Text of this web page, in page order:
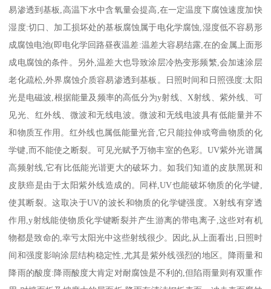
易渗透到基板,高温下水中含氧量会提高,在一定温度下腐蚀速度加快
湿度:切口、加工损坏处的基板腐蚀属于电化学腐蚀,湿度低不容易形
成腐蚀电池(即电化学回路昼夜温差:温差大容易结露,在的金属上面形
成电腐蚀的条件。另外,温差大也导致涂层冷热变形频繁,会加速涂层
老化疏松,外界腐蚀介质容易渗透到基板。日照时间和日照强度:太阳
光是电磁波,根据能量及频率的高低分为y射线、X射线、紫外线、可
见光、红外线、微波和无线电波。微波和无线电波具有低能量并不
和物质互作用。红外线也属低能量光音,它只能拉伸或弯曲物质的化
学键,而不能使之断裂。可见光赋予万物丰室的色彩。UV紫外光谱属
高频射线,它有比低能光谐更大的破坏力。如我们知道的皮肤黑斑和
皮肤癌是由于太阳紫外线造成的。同样,UV也能破坏物质的化学键,
使其断裂。这取决于UV的波长和物质的化学键强度。X射线有穿透
作用,y射线能使物质化学键断裂并产生游离的带电离子,这些对有机
物都是致命的,幸亏太阳光中这些射线很少。因此,从上面看出,日照时
间和强度影响涂层结构稳定性,尤其是紫外线强烈的地区。降雨量和
降雨的酸度:降雨酸度大肯定对耐腐蚀是不利的,但陷雨量则有双重作